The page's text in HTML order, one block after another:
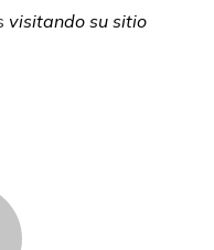
visitando su sitio